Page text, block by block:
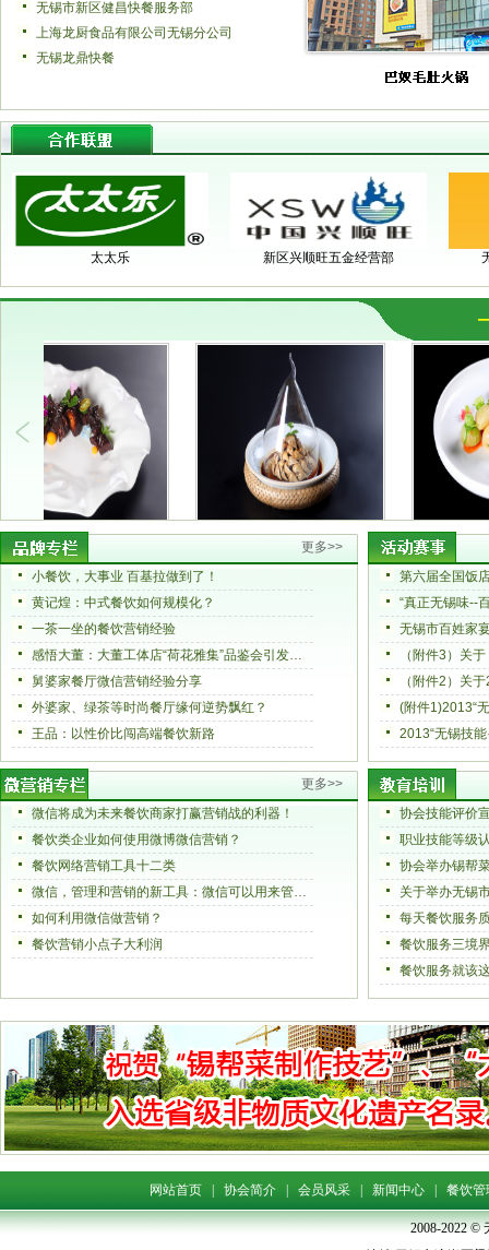
无锡市新区健昌快餐服务部
上海龙厨食品有限公司无锡分公司
无锡龙鼎快餐
太太乐 新区兴顺旺五金经营部
更多>>
小餐饮，大事业 百基拉做到了！
黄记煌：中式餐饮如何规模化？
一茶一坐的餐饮营销经验
感悟大董：大董工体店“荷花雅集”品鉴会引发的思考
舅婆家餐厅微信营销经验分享
外婆家、绿茶等时尚餐厅缘何逆势飘红？
王品：以性价比闯高端餐饮新路
更多>>
微信将成为未来餐饮商家打赢营销战的利器！
餐饮类企业如何使用微博微信营销？
餐饮网络营销工具十二类
微信，管理和营销的新工具：微信可以用来管理酒店?酒店管理者能用微信调度全体员工和安排工作?
如何利用微信做营销？
餐饮营销小点子大利润
无锡市百姓家
(附件1)2013“
协会技能评价
职业技能等级
每天餐饮服务
餐饮服务三境
餐饮服务就该
网站首页 协会简介 会员风采 新闻中心 餐饮管
2008-2022 ©